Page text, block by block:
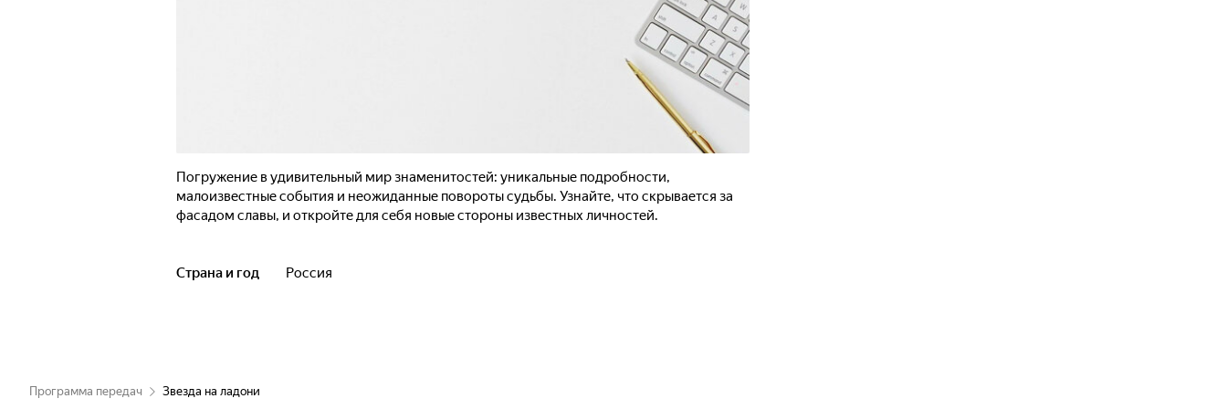
Погружение в удивительный мир знаменитостей: уникальные подробности,
малоизвестные события и неожиданные повороты судьбы. Узнайте, что скрывается за
фасадом славы, и откройте для себя новые стороны известных личностей.
Страна и год Россия
Программа передач Звезда на ладони